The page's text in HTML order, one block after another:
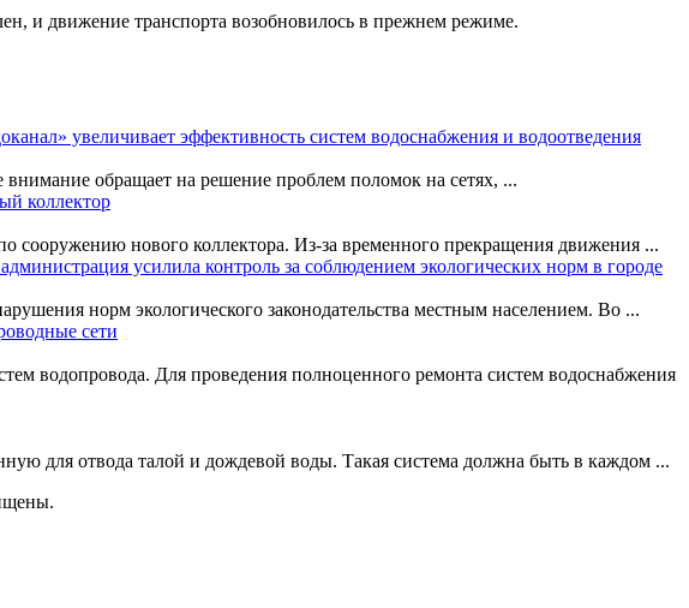
и движение транспорта возобновилось в прежнем режиме.
увеличивает эффективность систем водоснабжения и водоотведения
обращает на решение проблем поломок на сетях, ...
коллектор
сооружению нового коллектора. Из-за временного прекращения движения ...
усилила контроль за соблюдением экологических норм в городе
норм экологического законодательства местным населением. Во ...
сети
водопровода. Для проведения полноценного ремонта систем водоснабжения
для отвода талой и дождевой воды. Такая система должна быть в каждом ...